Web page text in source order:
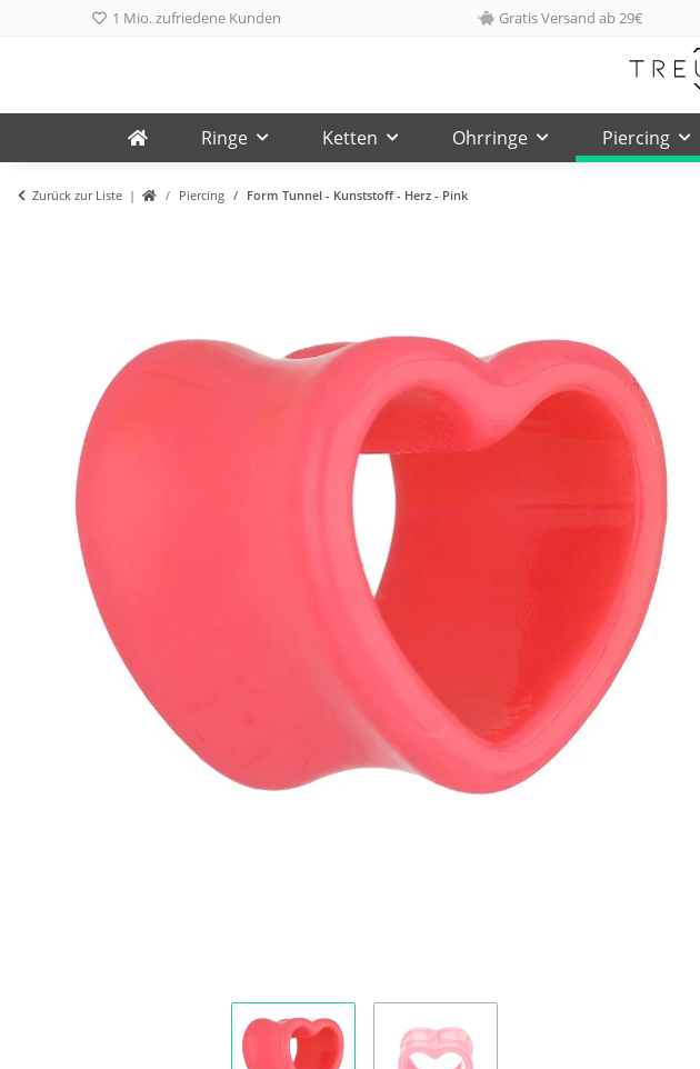
1 Mio. zufriedene Kunden Gratis Versand ab 29€
Ringe Ketten Ohrringe Piercing
Zurück zur Liste Piercing Form Tunnel - Kunststoff - Herz - Pink